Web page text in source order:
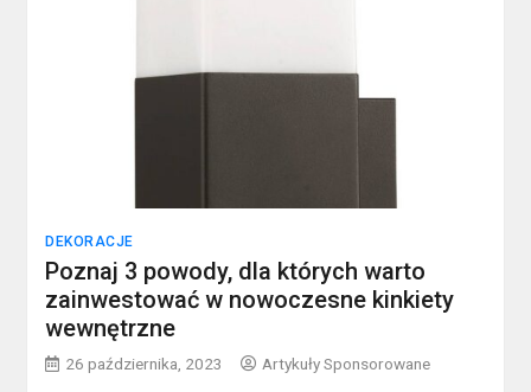
DEKORACJE
Poznaj 3 powody, dla których warto
zainwestować w nowoczesne kinkiety
wewnętrzne
26 października, 2023 Artykuły Sponsorowane